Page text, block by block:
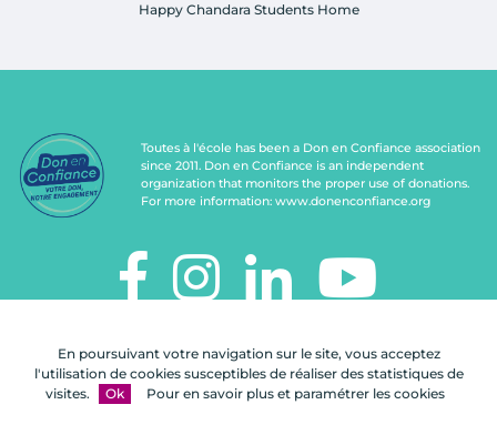
En poursuivant votre navigation sur le site, vous acceptez
l'utilisation de cookies susceptibles de réaliser des statistiques de
visites.
Ok Pour en savoir plus et paramétrer les cookies
Happy Chandara Students Home
Toutes à l'école has been a Don en Confiance association
since 2011. Don en Confiance is an independent
organization that monitors the proper use of donations.
For more information: www.donenconfiance.org
112, rue de Paris
92100 Boulogne-Billancourt